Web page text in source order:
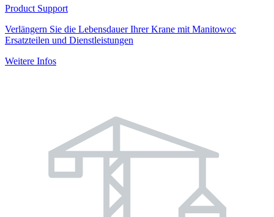
Product Support
Verlängern Sie die Lebensdauer Ihrer Krane mit Manitowoc
Ersatzteilen und Dienstleistungen
Weitere Infos